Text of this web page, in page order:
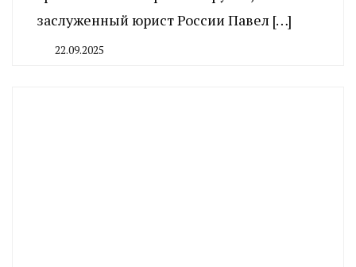
заслуженный юрист России Павел […]
22.09.2025